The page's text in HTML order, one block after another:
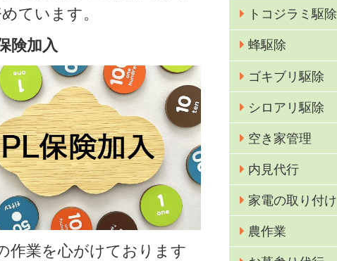
ています。
険加入
作業を心がけております
トコジラミ駆除
蜂駆除
ゴキブリ駆除
シロアリ駆除
空き家管理
内見代行
家電の取り付け
農作業